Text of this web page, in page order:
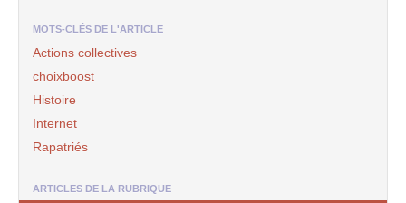
MOTS-CLÉS DE L'ARTICLE
Actions collectives
choixboost
Histoire
Internet
Rapatriés
ARTICLES DE LA RUBRIQUE